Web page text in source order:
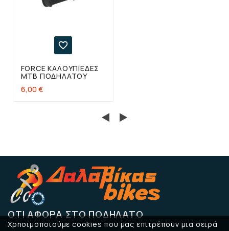
Χρησιμοποιούμε cookies που μας επιτρέπουν μια σειρά

FORCE ΚΑΛΟΥΠΙΈΔΕΣ
ΜΤΒ ΠΟΔΗΛΆΤΟΥ
6,00 €
ΌΤΙ ΑΦΟΡΆ ΣΤΟ ΠΟΔΉΛΑΤΟ